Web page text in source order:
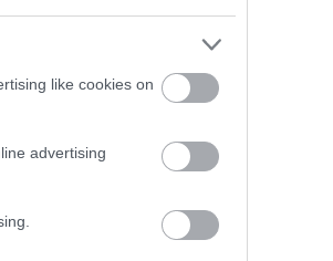
like cookies on
advertising
GS HÍREK